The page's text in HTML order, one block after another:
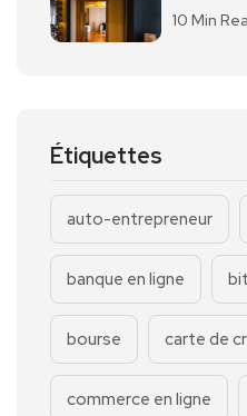
10 Min
Étiquettes
auto-entrepreneur
banque en ligne
bourse carte de
commerce en ligne